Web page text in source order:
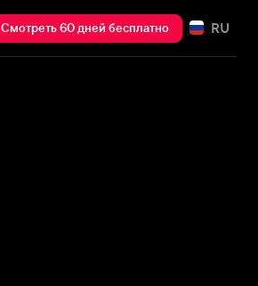
Смотреть 60 дней бесплатно RU